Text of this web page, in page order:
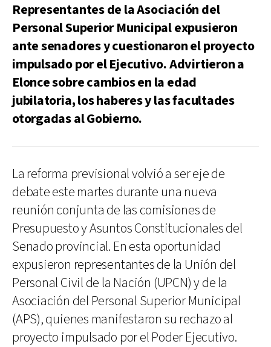
Representantes de la Asociación del
Personal Superior Municipal expusieron
ante senadores y cuestionaron el proyecto
impulsado por el Ejecutivo. Advirtieron a
Elonce sobre cambios en la edad
jubilatoria, los haberes y las facultades
otorgadas al Gobierno.
La reforma previsional volvió a ser eje de
debate este martes durante una nueva
reunión conjunta de las comisiones de
Presupuesto y Asuntos Constitucionales del
Senado provincial. En esta oportunidad
expusieron representantes de la Unión del
Personal Civil de la Nación (UPCN) y de la
Asociación del Personal Superior Municipal
(APS), quienes manifestaron su rechazo al
proyecto impulsado por el Poder Ejecutivo.